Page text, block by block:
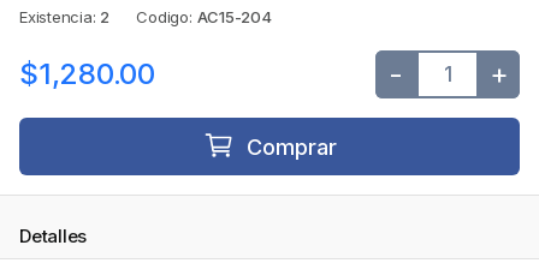
Existencia: 2 Codigo: AC15-204
$1,280.00 - +
Comprar
Detalles